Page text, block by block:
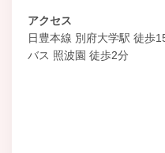
アクセス
日豊本線 別府大学駅 徒歩
バス 照波園 徒歩2分